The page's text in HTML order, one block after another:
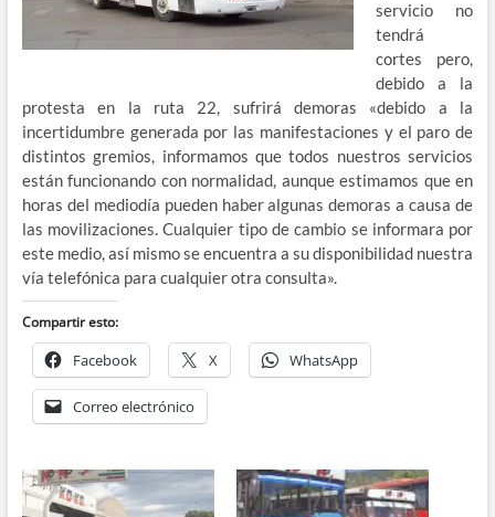
servicio no
tendrá
cortes pero,
debido a la
protesta en la ruta 22, sufrirá demoras «debido a la
incertidumbre generada por las manifestaciones y el paro de
distintos gremios, informamos que todos nuestros servicios
están funcionando con normalidad, aunque estimamos que en
horas del mediodía pueden haber algunas demoras a causa de
las movilizaciones. Cualquier tipo de cambio se informara por
este medio, así mismo se encuentra a su disponibilidad nuestra
vía telefónica para cualquier otra consulta».
Compartir esto:
Facebook X WhatsApp
Correo electrónico